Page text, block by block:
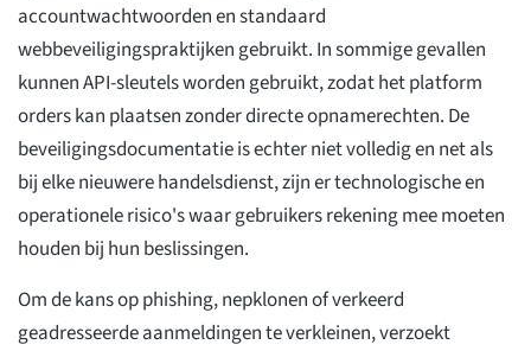
accountwachtwoorden en standaard
webbeveiligingspraktijken gebruikt. In sommige gevallen
kunnen API-sleutels worden gebruikt, zodat het platform
orders kan plaatsen zonder directe opnamerechten. De
beveiligingsdocumentatie is echter niet volledig en net als
bij elke nieuwere handelsdienst, zijn er technologische en
operationele risico's waar gebruikers rekening mee moeten
houden bij hun beslissingen.
Om de kans op phishing, nepklonen of verkeerd
geadresseerde aanmeldingen te verkleinen, verzoekt